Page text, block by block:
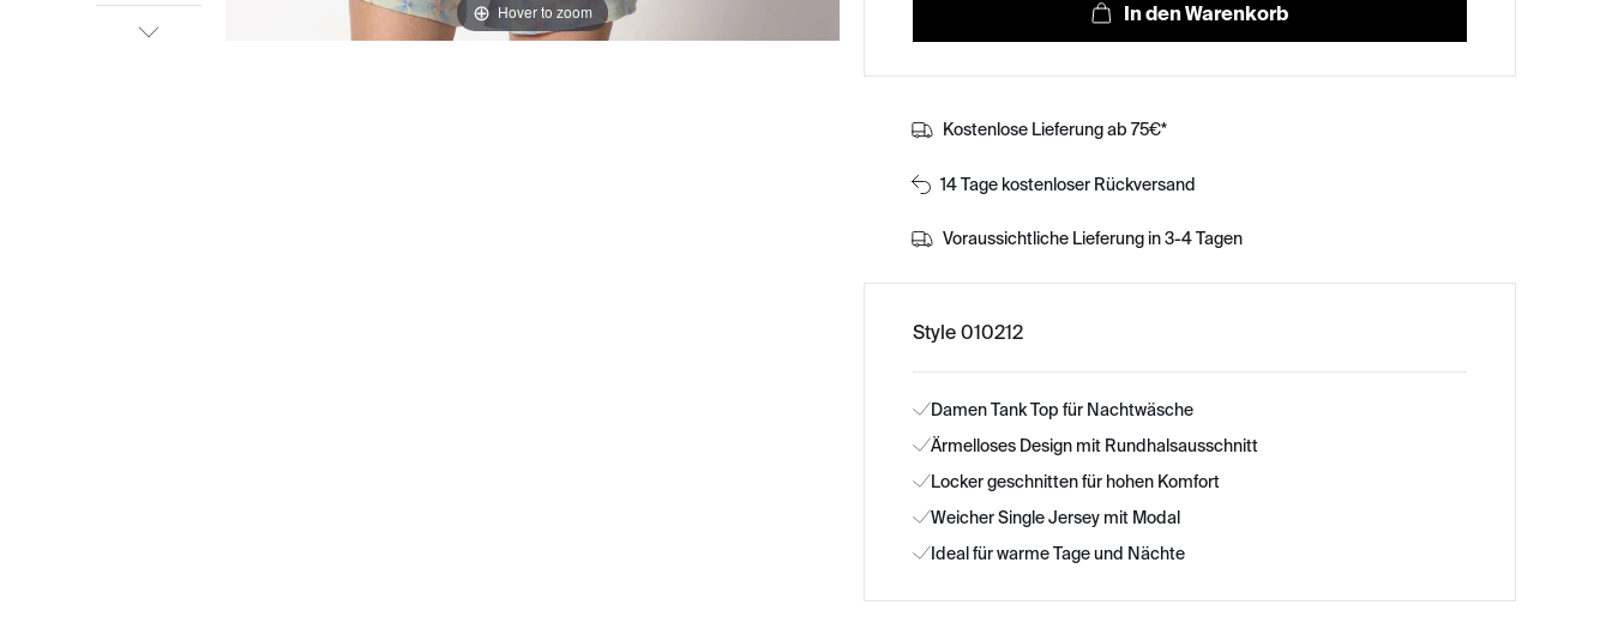
Hover to zoom
Kostenlose Lieferung ab 75€*
14 Tage kostenloser Rückversand
Voraussichtliche Lieferung in 3-4 Tagen
Style 010212
Damen Tank Top für Nachtwäsche
Ärmelloses Design mit Rundhalsausschnitt
Locker geschnitten für hohen Komfort
Weicher Single Jersey mit Modal
Ideal für warme Tage und Nächte